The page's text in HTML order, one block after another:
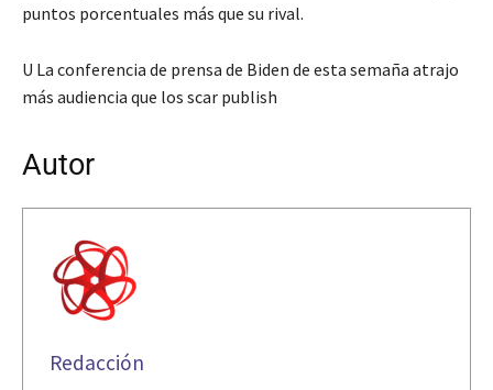
puntos porcentuales más que su rival.
U La conferencia de prensa de Biden de esta semaña atrajo
más audiencia que los scar publish
Autor
Redacción